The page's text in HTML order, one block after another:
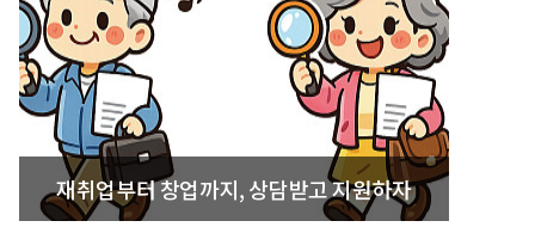
재취업부터 창업까지, 상담받고 지원하자